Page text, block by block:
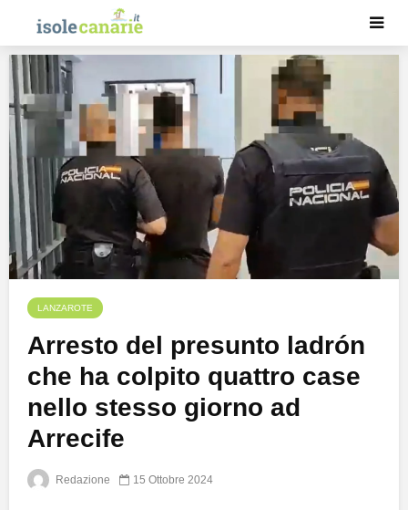
LANZAROTE
Arresto del presunto ladrón
che ha colpito quattro case
nello stesso giorno ad
Arrecife
Redazione 15 Ottobre 2024